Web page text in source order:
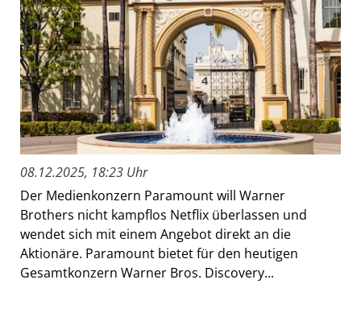
08.12.2025, 18:23 Uhr
Der Medienkonzern Paramount will Warner
Brothers nicht kampflos Netflix überlassen und
wendet sich mit einem Angebot direkt an die
Aktionäre. Paramount bietet für den heutigen
Gesamtkonzern Warner Bros. Discovery...